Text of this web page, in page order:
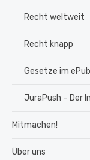
Recht weltweit
Recht knapp
Gesetze im
JuraPush – Der
Mitmachen!
Über uns